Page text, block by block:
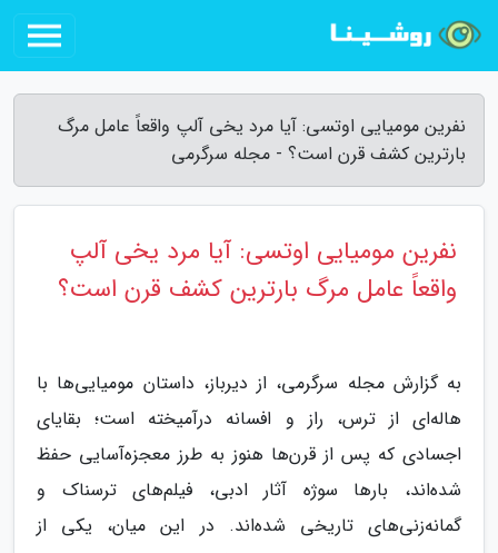
نفرین مومیایی اوتسی: آیا مرد یخی آلپ واقعاً عامل مرگ
بارترین کشف قرن است؟ - مجله سرگرمی
نفرین مومیایی اوتسی: آیا مرد یخی آلپ
واقعاً عامل مرگ بارترین کشف قرن است؟
به گزارش مجله سرگرمی، از دیرباز، داستان مومیایی‌ها با
هاله‌ای از ترس، راز و افسانه درآمیخته است؛ بقایای
اجسادی که پس از قرن‌ها هنوز به طرز معجزه‌آسایی حفظ
شده‌اند، بارها سوژه آثار ادبی، فیلم‌های ترسناک و
گمانه‌زنی‌های تاریخی شده‌اند. در این میان، یکی از